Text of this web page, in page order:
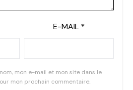
E-MAIL *
mon e-mail et mon site dans le
mon prochain commentaire.